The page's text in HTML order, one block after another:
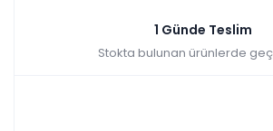
1 Günde Teslim
Stokta bulunan ürünlerde